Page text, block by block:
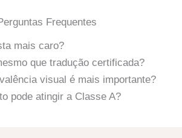
Frequentes
mais caro?
que tradução certificada?
visual é mais importante?
pode atingir a Classe A?